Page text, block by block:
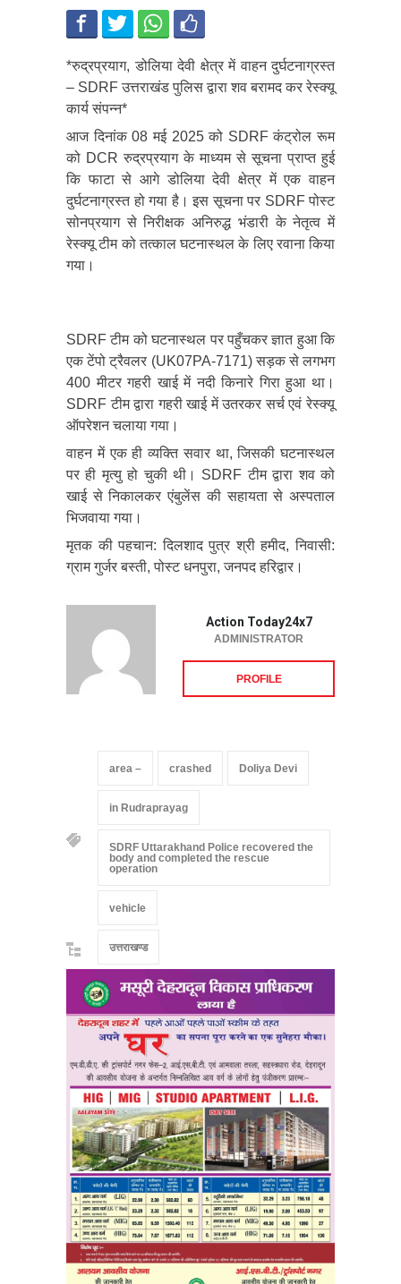
*रुद्रप्रयाग, डोलिया देवी क्षेत्र में वाहन दुर्घटनाग्रस्त
– SDRF उत्तराखंड पुलिस द्वारा शव बरामद कर रेस्क्यू
कार्य संपन्न*
आज दिनांक 08 मई 2025 को SDRF कंट्रोल रूम
को DCR रुद्रप्रयाग के माध्यम से सूचना प्राप्त हुई
कि फाटा से आगे डोलिया देवी क्षेत्र में एक वाहन
दुर्घटनाग्रस्त हो गया है। इस सूचना पर SDRF पोस्ट
सोनप्रयाग से निरीक्षक अनिरुद्ध भंडारी के नेतृत्व में
रेस्क्यू टीम को तत्काल घटनास्थल के लिए रवाना किया
गया।
SDRF टीम को घटनास्थल पर पहुँचकर ज्ञात हुआ कि
एक टेंपो ट्रैवलर (UK07PA-7171) सड़क से लगभग
400 मीटर गहरी खाई में नदी किनारे गिरा हुआ था।
SDRF टीम द्वारा गहरी खाई में उतरकर सर्च एवं रेस्क्यू
ऑपरेशन चलाया गया।
वाहन में एक ही व्यक्ति सवार था, जिसकी घटनास्थल
पर ही मृत्यु हो चुकी थी। SDRF टीम द्वारा शव को
खाई से निकालकर एंबुलेंस की सहायता से अस्पताल
भिजवाया गया।
मृतक की पहचान: दिलशाद पुत्र श्री हमीद, निवासी:
ग्राम गुर्जर बस्ती, पोस्ट धनपुरा, जनपद हरिद्वार।
Action Today24x7
ADMINISTRATOR
PROFILE
area – crashed Doliya Devi
in Rudraprayag
SDRF Uttarakhand Police recovered the
body and completed the rescue
operation
vehicle
उत्तराखण्ड